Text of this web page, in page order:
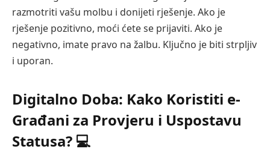
razmotriti vašu molbu i donijeti rješenje. Ako je
rješenje pozitivno, moći ćete se prijaviti. Ako je
negativno, imate pravo na žalbu. Ključno je biti strpljiv
i uporan.
Digitalno Doba: Kako Koristiti e-
Građani za Provjeru i Uspostavu
Statusa? 💻